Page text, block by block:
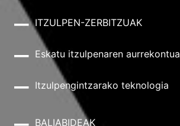
ITZULPEN-ZERBITZUAK
Eskatu itzulpenaren aurrekontua
Itzulpengintzarako teknologia
BALIABIDEAK